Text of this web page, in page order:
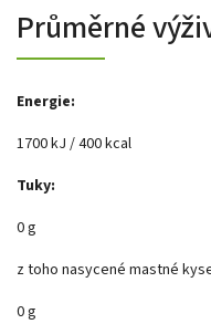
Průměrné
Energie:
1700 kJ / 400 kcal
Tuky:
0 g
z toho nasycené mastné
0 g